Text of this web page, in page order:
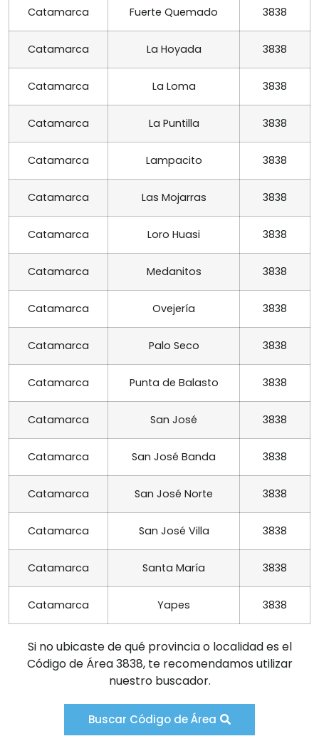
Catamarca Fuerte Quemado 3838
Catamarca La Hoyada 3838
Catamarca La Loma 3838
Catamarca La Puntilla 3838
Catamarca Lampacito 3838
Catamarca Las Mojarras 3838
Catamarca Loro Huasi 3838
Catamarca Medanitos 3838
Catamarca Ovejería 3838
Catamarca Palo Seco 3838
Catamarca Punta de Balasto 3838
Catamarca San José 3838
Catamarca San José Banda 3838
Catamarca San José Norte 3838
Catamarca San José Villa 3838
Catamarca Santa María 3838
Catamarca Yapes 3838
Si no ubicaste de qué provincia o localidad es el
Código de Área 3838, te recomendamos utilizar
nuestro buscador.
Buscar Código de Área